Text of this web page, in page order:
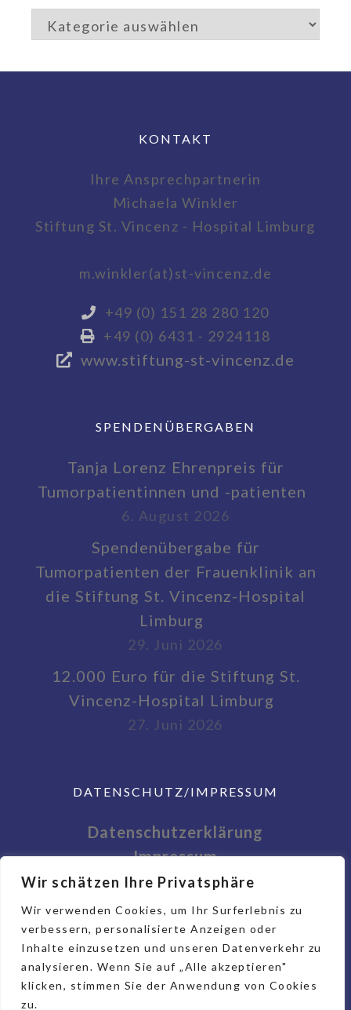
Wir schätzen Ihre Privatsphäre
Wir verwenden Cookies, um Ihr Surferlebnis zu
verbessern, personalisierte Anzeigen oder
Inhalte einzusetzen und unseren Datenverkehr zu
analysieren. Wenn Sie auf „Alle akzeptieren"
klicken, stimmen Sie der Anwendung von Cookies
zu.
KONTAKT
Ihre Ansprechpartnerin
Michaela Winkler
Stiftung St. Vincenz - Hospital Limburg
m.winkler(at)st-vincenz.de
+49 (0) 151 28 280 120
+49 (0) 6431 - 2924118
www.stiftung-st-vincenz.de
SPENDENÜBERGABEN
Tanja Lorenz Ehrenpreis für
Tumorpatientinnen und -patienten
6. August 2026
Spendenübergabe für
Tumorpatienten der Frauenklinik an
die Stiftung St. Vincenz-Hospital
Limburg
29. Juni 2026
12.000 Euro für die Stiftung St.
Vincenz-Hospital Limburg
27. Juni 2026
DATENSCHUTZ/IMPRESSUM
Datenschutzerklärung
Impressum